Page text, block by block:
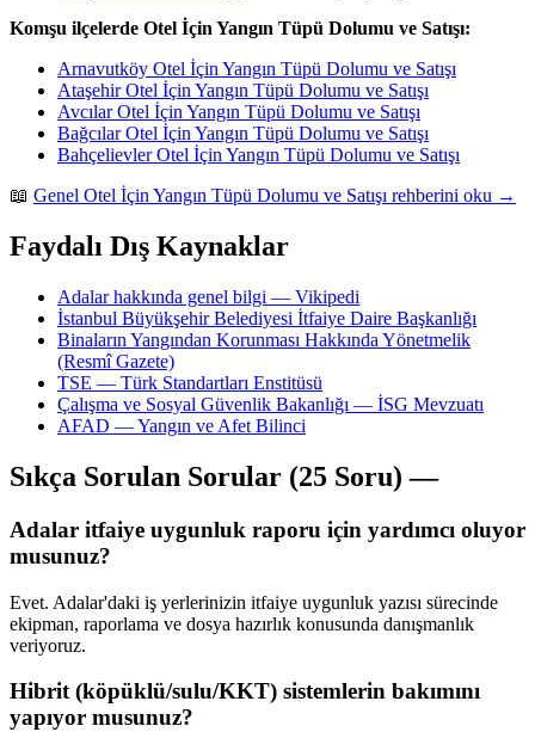
Komşu ilçelerde Otel İçin Yangın Tüpü Dolumu ve Satışı:
Arnavutköy Otel İçin Yangın Tüpü Dolumu ve Satışı
Ataşehir Otel İçin Yangın Tüpü Dolumu ve Satışı
Avcılar Otel İçin Yangın Tüpü Dolumu ve Satışı
Bağcılar Otel İçin Yangın Tüpü Dolumu ve Satışı
Bahçelievler Otel İçin Yangın Tüpü Dolumu ve Satışı
📖 Genel Otel İçin Yangın Tüpü Dolumu ve Satışı rehberini oku →
Faydalı Dış Kaynaklar
Adalar hakkında genel bilgi — Vikipedi
İstanbul Büyükşehir Belediyesi İtfaiye Daire Başkanlığı
Binaların Yangından Korunması Hakkında Yönetmelik
(Resmî Gazete)
TSE — Türk Standartları Enstitüsü
Çalışma ve Sosyal Güvenlik Bakanlığı — İSG Mevzuatı
AFAD — Yangın ve Afet Bilinci
Sıkça Sorulan Sorular (25 Soru) —
Adalar itfaiye uygunluk raporu için yardımcı oluyor
musunuz?
Evet. Adalar'daki iş yerlerinizin itfaiye uygunluk yazısı sürecinde
ekipman, raporlama ve dosya hazırlık konusunda danışmanlık
veriyoruz.
Hibrit (köpüklü/sulu/KKT) sistemlerin bakımını
yapıyor musunuz?